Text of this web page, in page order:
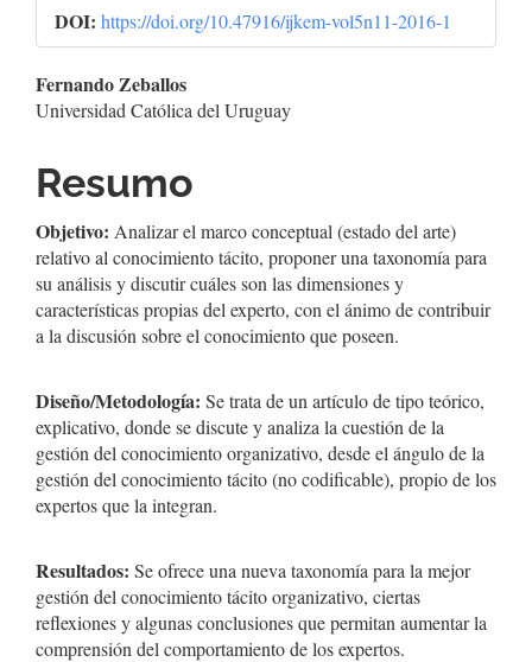
DOI: https://doi.org/10.47916/ijkem-vol5n11-2016-1
Conteúdo
artigo
principal
Fernando Zeballos
Universidad Católica del Uruguay
Resumo
Objetivo: Analizar el marco conceptual (estado del arte)
relativo al conocimiento tácito, proponer una taxonomía para
su análisis y discutir cuáles son las dimensiones y
características propias del experto, con el ánimo de contribuir
a la discusión sobre el conocimiento que poseen.
Diseño/Metodología: Se trata de un artículo de tipo teórico,
explicativo, donde se discute y analiza la cuestión de la
gestión del conocimiento organizativo, desde el ángulo de la
gestión del conocimiento tácito (no codificable), propio de los
expertos que la integran.
Resultados: Se ofrece una nueva taxonomía para la mejor
gestión del conocimiento tácito organizativo, ciertas
reflexiones y algunas conclusiones que permitan aumentar la
comprensión del comportamiento de los expertos.